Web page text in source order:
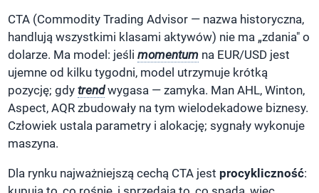
CTA (Commodity Trading Advisor — nazwa historyczna,
handlują wszystkimi klasami aktywów) nie ma „zdania" o
dolarze. Ma model: jeślimomentum na EUR/USD jest
ujemne od kilku tygodni, model utrzymuje krótką
pozycję; gdytrendwygasa — zamyka. Man AHL, Winton,
Aspect, AQR zbudowały na tym wielodekadowe biznesy.
Człowiek ustala parametry i alokację; sygnały wykonuje
maszyna.
Dla rynku najważniejszą cechą CTA jest procykliczność: